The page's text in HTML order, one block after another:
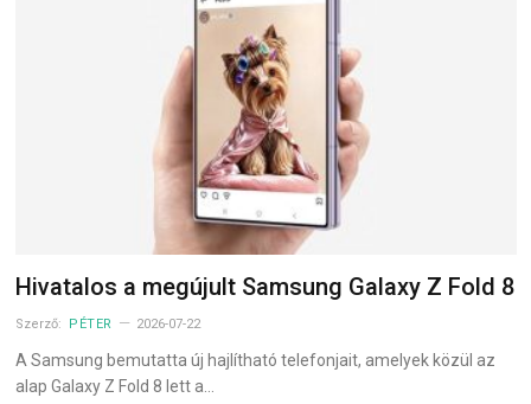
Hivatalos a megújult Samsung Galaxy Z Fold 8
Szerző: PÉTER 2026-07-22
A Samsung bemutatta új hajlítható telefonjait, amelyek közül az
alap Galaxy Z Fold 8 lett a…